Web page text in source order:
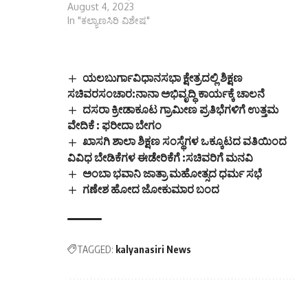
August 4, 2023
In "ಕಲ್ಯಾಣಸಿರಿ ವಿಶೇಷ"
ಯಲಬುರ್ಗಾವಿಧಾನಸಭಾ ಕ್ಷೇತ್ರದಲ್ಲಿ ಶಿಕ್ಷಣ
ಸಚಿವರಸಂಚಾರ:ನಾನಾ ಅಭಿವೃದ್ಧಿ ಕಾರ್ಯಕ್ಕೆ ಚಾಲನೆ
ದಸರಾ ಕ್ರೀಡಾಕೂಟ ಗ್ರಾಮೀಣ ಪ್ರತಿಭೆಗಳಿಗೆ ಉತ್ತಮ
ವೇದಿಕೆ : ಫರೀದಾ ಬೇಗಂ
ಖಾಸಗಿ ಶಾಲಾ ಶಿಕ್ಷಣ ಸಂಸ್ಥೆಗಳ ಒಕ್ಕೂಟದ ವತಿಯಿಂದ
ವಿವಿಧ ಬೇಡಿಕೆಗಳ ಈಡೇರಿಕೆಗೆ :ಸಚಿವರಿಗೆ ಮನವಿ
ಅಂಬಾ ಭವಾನಿ ಜಾತ್ರಾ ಮಹೋತ್ಸದ ಧರ್ಮ ಸಭೆ
ಗಣೇಶ ಹೋದ ಜೋಕುಮಾರ ಬಂದ
TAGGED: kalyanasiri News